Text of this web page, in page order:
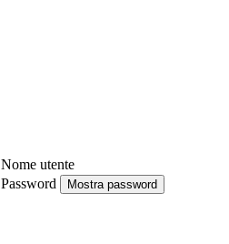
Nome utente
Password
Mostra password